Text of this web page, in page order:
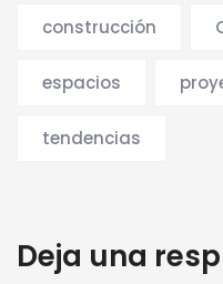
construcción
espacios
tendencias
Deja una